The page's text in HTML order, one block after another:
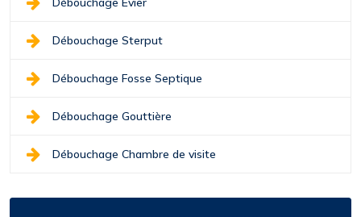
Débouchage Sterput
Débouchage Fosse Septique
Débouchage Gouttière
Débouchage Chambre de visite